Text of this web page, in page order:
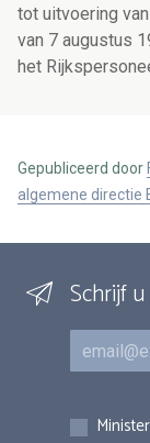
tot uitvoering
van 7 augustus
het
Gepubliceerd door
algemene directie
Schrijf
E-mail